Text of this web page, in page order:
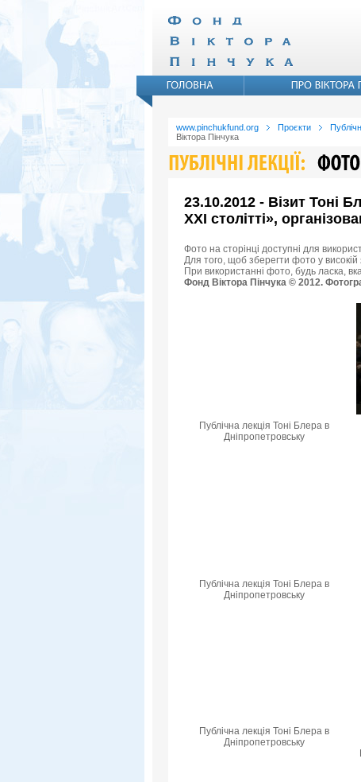
www.pinchukfund.org Проєкти
Віктора Пінчука
23.10.2012 - Візит Тоні
XXI столітті»,
Фото на сторінці доступні для
Для того, щоб зберегти фото у високій
При використанні фото, будь ласка,
Фонд Віктора Пінчука © 2012.
Публічна лекція Тоні Блера в
Дніпропетровську
Публічна лекція Тоні Блера в
Дніпропетровську
Публічна лекція Тоні Блера в
Дніпропетровську